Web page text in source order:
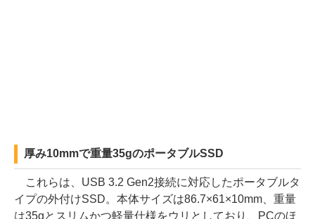
厚み10mmで重量35gのポータブルSSD
これらは、USB 3.2 Gen2接続に対応したポータブルタ
イプの外付けSSD。本体サイズは86.7×61×10mm、重量
は35gとスリムかつ軽量仕様をウリとしており、PCのほ